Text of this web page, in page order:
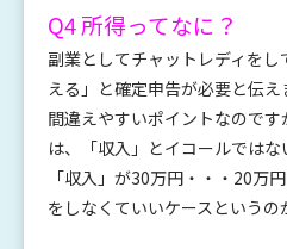
Q4 所得ってなに？
副業としてチャットレディを
える」と確定申告が必要と伝え
間違えやすいポイントなので
は、「収入」とイコールではな
「収入」が30万円・・・20万
をしなくていいケースというの